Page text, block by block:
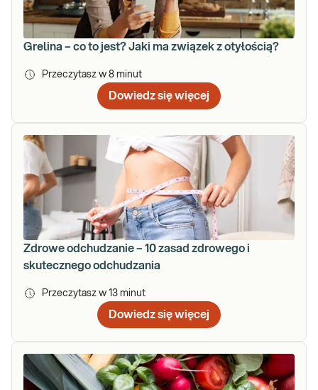
Grelina – co to jest? Jaki ma związek z otyłością?
Przeczytasz w 8 minut
Dowiedz się więcej
Zdrowe odchudzanie – 10 zasad zdrowego i
skutecznego odchudzania
Przeczytasz w 13 minut
Dowiedz się więcej